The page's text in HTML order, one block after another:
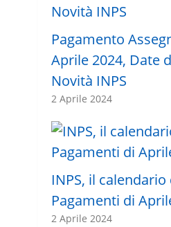
Pagamento
Aprile 2024, Date
Novità INPS
2 Aprile 2024
INPS, il calendario
Pagamenti di
2 Aprile 2024